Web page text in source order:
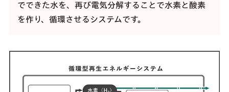
でできた水を、再び電気分解することで水素と酸素
を作り、循環させるシステムです。